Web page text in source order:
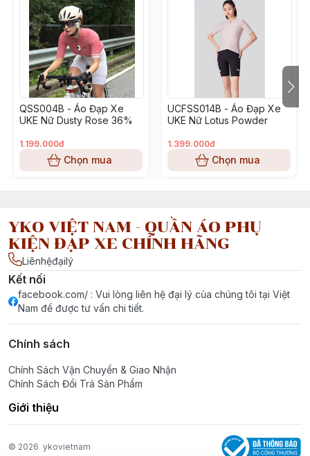
QSS004B - Áo Đạp Xe
UKE Nữ Dusty Rose 36%
1.199.000đ
Chọn mua
UCFSS014B - Áo Đạp Xe
UKE Nữ Lotus Powder
1.399.000đ
Chọn mua
YKO VIỆT NAM - QUẦN ÁO PHỤ
KIỆN ĐẠP XE CHÍNH HÃNG
Liênhệđạilý
Kết nối
facebook.com/ : Vui lòng liên hệ đại lý của chúng tôi tại Việt
Nam để được tư vấn chi tiết.
Chính sách
Chính Sách Vận Chuyển & Giao Nhận
Chính Sách Đổi Trả Sản Phẩm
Giới thiệu
© 2026 ykovietnam